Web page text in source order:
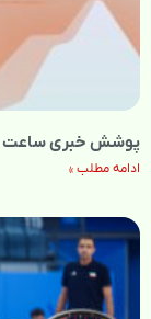
پوشش خبری ساعت ۱۲:۰۰ – رادیو فردا
ادامه مطلب »